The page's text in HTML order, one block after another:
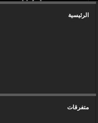
الرئيسية
متفرقات